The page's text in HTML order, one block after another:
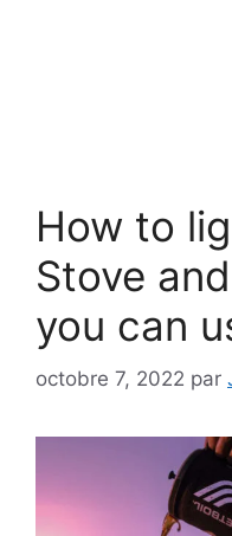
How to
Stove
you can
octobre 7, 2022 par